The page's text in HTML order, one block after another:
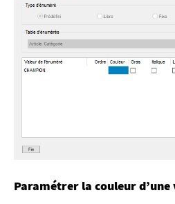
Paramétrer la couleur d’une